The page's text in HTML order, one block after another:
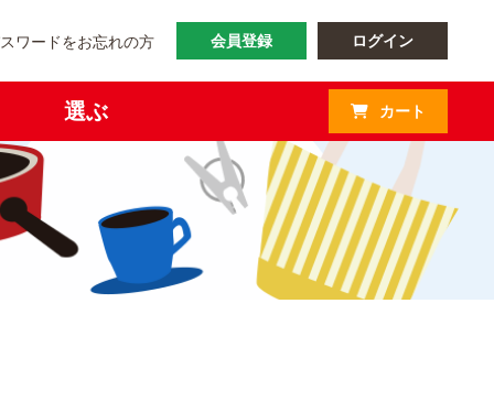
ワードをお忘れの方 会員登録 ログイン
選ぶ カート